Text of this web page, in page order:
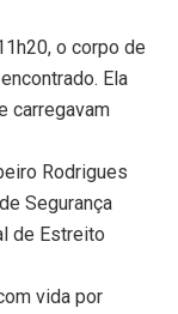
o corpo de
Ela
carregavam
Rodrigues
Segurança
de Estreito
vida por